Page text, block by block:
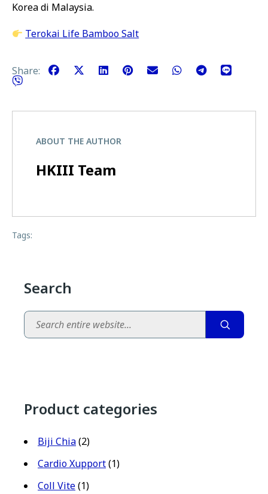
Korea di Malaysia.
Terokai Life Bamboo Salt
Share:
ABOUT THE AUTHOR
HKIII Team
Tags:
Search
Search
Product categories
Biji Chia(2)
Cardio Xupport(1)
Coll Vite(1)